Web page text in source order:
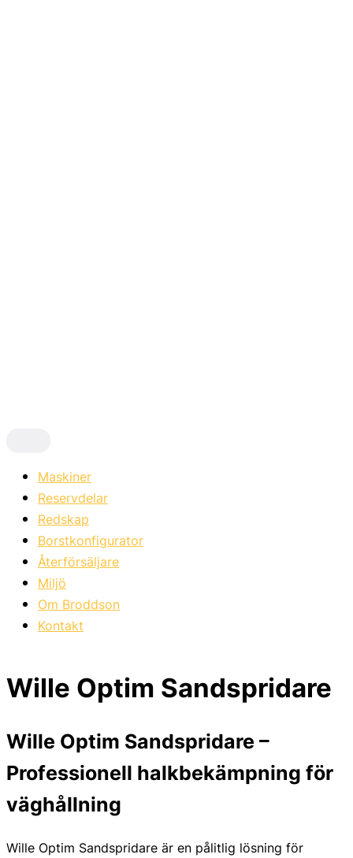
Maskiner
Reservdelar
Redskap
Borstkonfigurator
Återförsäljare
Miljö
Om Broddson
Kontakt
Wille Optim Sandspridare
Wille Optim Sandspridare –
Professionell halkbekämpning för
väghållning
Wille Optim Sandspridare är en pålitlig lösning för